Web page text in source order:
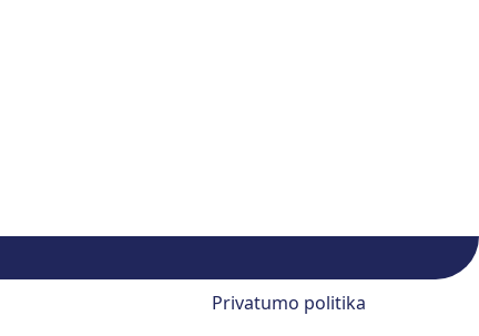
Privatumo politika